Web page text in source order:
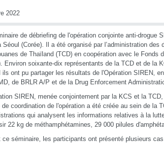
2022
de débriefing de l'opération conjointe anti-drogue
Séoul (Corée). Il a été organisé par l’administration des
de Thaïland (TCD) en coopération avec le Fonds
Environ soixante-dix représentants de la TCD et de la
ils ont pu partager les résultats de l'Opération SIREN,
de BRLR A/P et de la Drug Enforcement
SIREN, menée conjointement par la KCS et la
de coordination de l'opération a été créée au sein de la
qui analysent les informations relatives à la
22 kg de méthamphétamines, 29 000 pilules
ce séminaire, les participants ont présenté plusieurs